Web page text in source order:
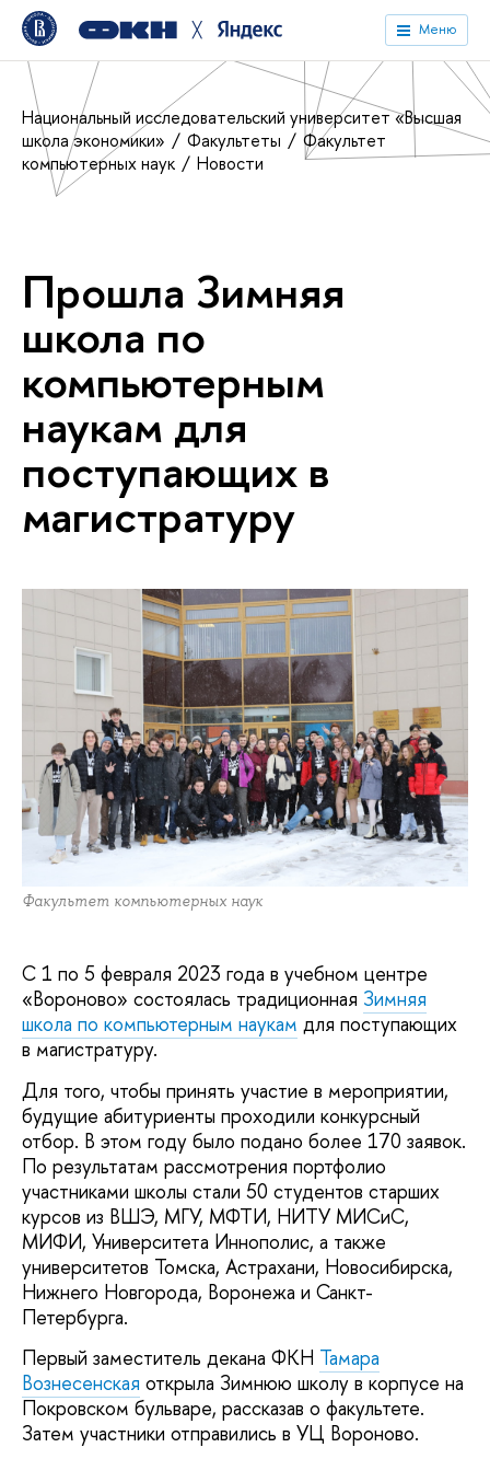
╳ Меню
Национальный исследовательский университет «Высшая
школа экономики»
Факультеты
Факультет
компьютерных наук
Новости
Прошла Зимняя
школа по
компьютерным
наукам для
поступающих в
магистратуру
Факультет компьютерных наук
С 1 по 5 февраля 2023 года в учебном центре
«Вороново» состоялась традиционная Зимняя
школа по компьютерным наукам для поступающих
в магистратуру.
Для того, чтобы принять участие в мероприятии,
будущие абитуриенты проходили конкурсный
отбор. В этом году было подано более 170 заявок.
По результатам рассмотрения портфолио
участниками школы стали 50 студентов старших
курсов из ВШЭ, МГУ, МФТИ, НИТУ МИСиС,
МИФИ, Университета Иннополис, а также
университетов Томска, Астрахани, Новосибирска,
Нижнего Новгорода, Воронежа и Санкт-
Петербурга.
Первый заместитель декана ФКН Тамара
Вознесенская открыла Зимнюю школу в корпусе на
Покровском бульваре, рассказав о факультете.
Затем участники отправились в УЦ Вороново.